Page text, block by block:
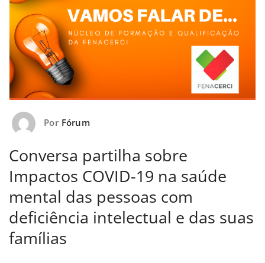
Por Fórum
Conversa partilha sobre
Impactos COVID-19 na saúde
mental das pessoas com
deficiência intelectual e das suas
famílias